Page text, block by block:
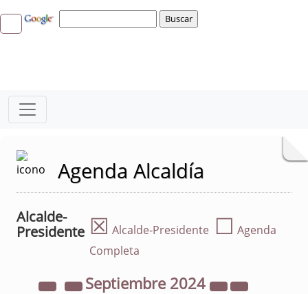
Agenda Alcaldía
Alcalde-
Presidente ☒ Alcalde-Presidente ☐ Agenda
Completa
Septiembre 2024